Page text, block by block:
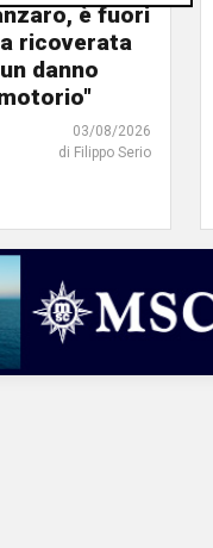
è fuori
ricoverata
danno
03/08/2026
di Filippo Serio